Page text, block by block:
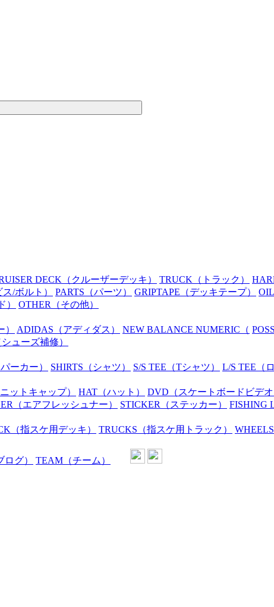
DECK （クルーザーデッキ） TRUCK （トラック）
ス/ボルト） PARTS （パーツ） GRIPTAPE （デッキテープ） OIL
） OTHER （その他）
ADIDAS （アディダス） NEW BALANCE NUMERIC （
シューズ補修）
ーカー） SHIRTS （シャツ） S/S TEE （Tシャツ） L/S TEE （
ニットキャップ） HAT （ハット） DVD （スケートボードビデオ
（エアフレッシュナー） STICKER （ステッカー） FISHING
（指スケ用デッキ） TRUCKS （指スケ用トラック） WHEELS
ログ） TEAM （チーム）